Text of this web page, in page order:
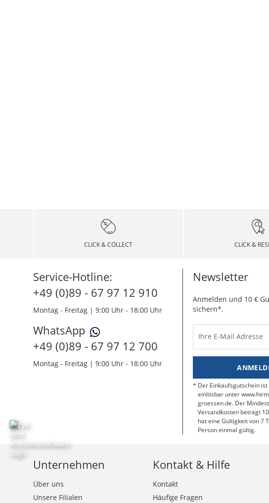
CLICK & COLLECT CLICK &
Service-Hotline:
+49 (0)89 - 67 97 12 910
Montag - Freitag | 9:00 Uhr - 18:00 Uhr
WhatsApp
+49 (0)89 - 67 97 12 700
Montag - Freitag | 9:00 Uhr - 18:00 Uhr
Newsletter
Anmelden und 10 €
sichern*.
Ihre E-Mail Adresse
Der Einkaufsgutschein
einlösbar unter
groessen.de. Der
Versandkosten beträgt
hat eine Gültigkeit von 7
Person einmal gültig.
Unternehmen
Über uns
Unsere Filialen
Kontakt & Hilfe
Kontakt
Häufige Fragen